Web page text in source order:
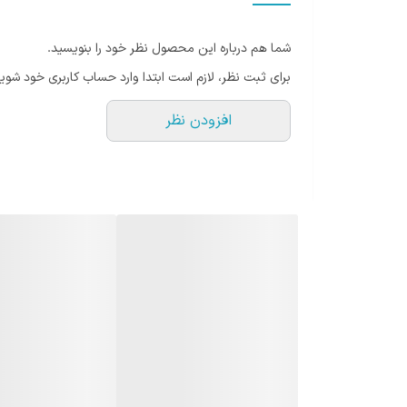
شما هم درباره این محصول نظر خود را بنویسید.
برای ثبت نظر، لازم است ابتدا وارد حساب کاربری خود
افزودن نظر